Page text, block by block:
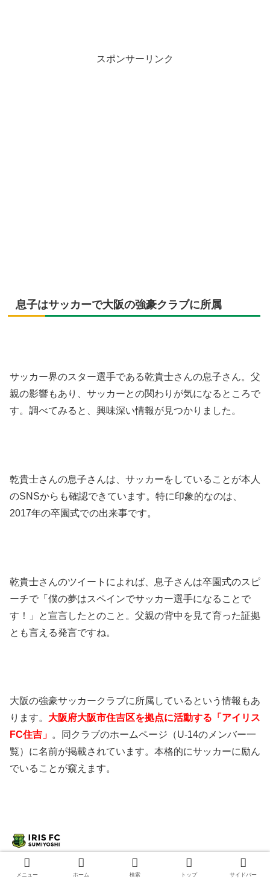
スポンサーリンク
息子はサッカーで大阪の強豪クラブに所属
サッカー界のスター選手である乾貴士さんの息子さん。父
親の影響もあり、サッカーとの関わりが気になるところで
す。調べてみると、興味深い情報が見つかりました。
乾貴士さんの息子さんは、サッカーをしていることが本人
のSNSからも確認できています。特に印象的なのは、
2017年の卒園式での出来事です。
乾貴士さんのツイートによれば、息子さんは卒園式のスピ
ーチで「僕の夢はスペインでサッカー選手になることで
す！」と宣言したとのこと。父親の背中を見て育った証拠
とも言える発言ですね。
大阪の強豪サッカークラブに所属しているという情報もあ
ります。 大阪府大阪市住吉区を拠点に活動する「アイリス
FC住吉」 。同クラブのホームページ（U-14のメンバー一
覧）に名前が掲載されています。本格的にサッカーに励ん
でいることが窺えます。
メニュー ホーム 検索 トップ サイドバー